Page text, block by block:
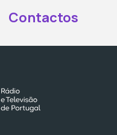
Contactos